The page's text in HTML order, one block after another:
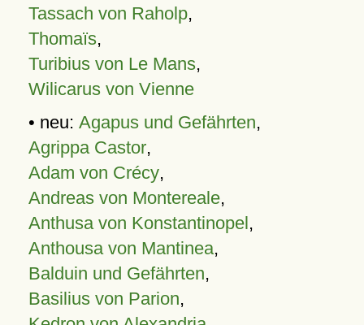
Tassach von Raholp,
Thomaïs,
Turibius von Le Mans,
Wilicarus von Vienne
• neu: Agapus und Gefährten,
Agrippa Castor,
Adam von Crécy,
Andreas von Montereale,
Anthusa von Konstantinopel,
Anthousa von Mantinea,
Balduin und Gefährten,
Basilius von Parion,